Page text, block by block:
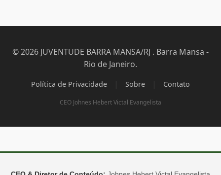
© 2026 JUVENTUDE BARRA MANSA/RJ . Barra Mansa -
Rio de Janeiro.
Política de Privacidade | Sobre | Contato
CEO Johnes Hebert Victal Evangelista